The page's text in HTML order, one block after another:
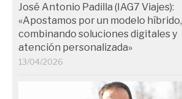
José Antonio Padilla (IAG7 Viajes):
«Apostamos por un modelo híbrido,
combinando soluciones digitales y
atención personalizada»
13/04/2026